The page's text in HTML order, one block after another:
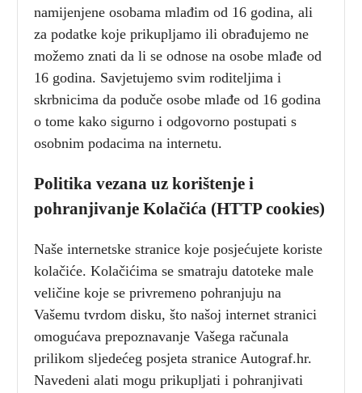
namijenjene osobama mlađim od 16 godina, ali
za podatke koje prikupljamo ili obrađujemo ne
možemo znati da li se odnose na osobe mlađe od
16 godina. Savjetujemo svim roditeljima i
skrbnicima da poduče osobe mlađe od 16 godina
o tome kako sigurno i odgovorno postupati s
osobnim podacima na internetu.
Politika vezana uz korištenje i
pohranjivanje Kolačića (HTTP cookies)
Naše internetske stranice koje posjećujete koriste
kolačiće. Kolačićima se smatraju datoteke male
veličine koje se privremeno pohranjuju na
Vašemu tvrdom disku, što našoj internet stranici
omogućava prepoznavanje Vašega računala
prilikom sljedećeg posjeta stranice Autograf.hr.
Navedeni alati mogu prikupljati i pohranjivati